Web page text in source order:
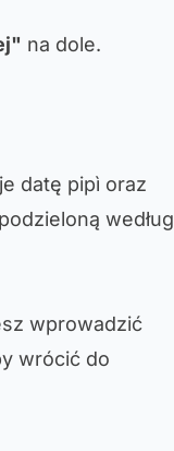
na dole.
datę pipì oraz
według
wprowadzić
wrócić do